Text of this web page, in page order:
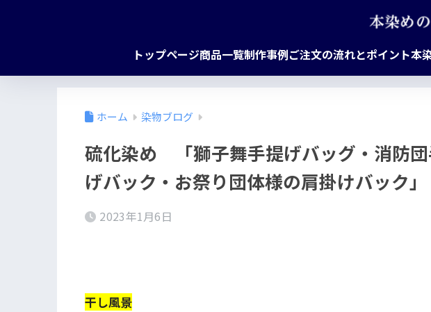
トップページ商品一覧制作事例ご注文の流れとポイント本
ホーム 染物ブログ
硫化染め 「獅子舞手提げバッグ・消防
げバック・お祭り団体様の肩掛けバック」
2023年1月6日
干し風景